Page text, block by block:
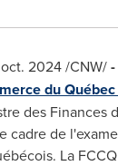
2024/CNW/-
du Québec
des Finances
cadre de
La